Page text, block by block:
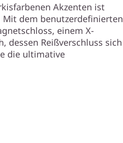
Akzenten ist
Mit dem benutzerdefinierten
einem X-
dessen Reißverschluss sich
die ultimative